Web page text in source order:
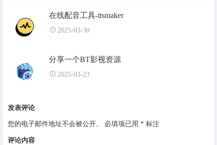
在线配音工具-ttsmaker
2025-03-30
分享一个BT影视资源
2025-03-23
发表评论
您的电子邮件地址不会被公开。 必填项已用 * 标注
评论内容